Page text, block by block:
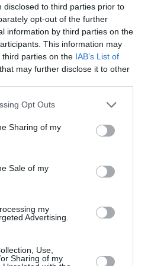
disclosed to third parties prior to
opt-out of the further
information by third parties on the
This information may
parties on the IAB’s List of
that may further disclose it to other
Opt Outs
Sharing of my
Sale of my
my
Advertising.
Use,
Sharing of my
χώρους.
Φεστιβάλ Άνδρου,
και μετακλήσεις από το
την 1η Αυγούστου με συναυλία
– Γιάννη Μηλιώκα.Στις 12
οι “Τρωάδες” του
Θέατρο, σε σκηνοθεσία
Καρυοφυλλιά Καραμπέτη
Επιδαύρια στις 3 και 4
θα πάρουν οι
σε σκηνοθεσία και απόδοση
,τον
Άρη Σερβετάλη